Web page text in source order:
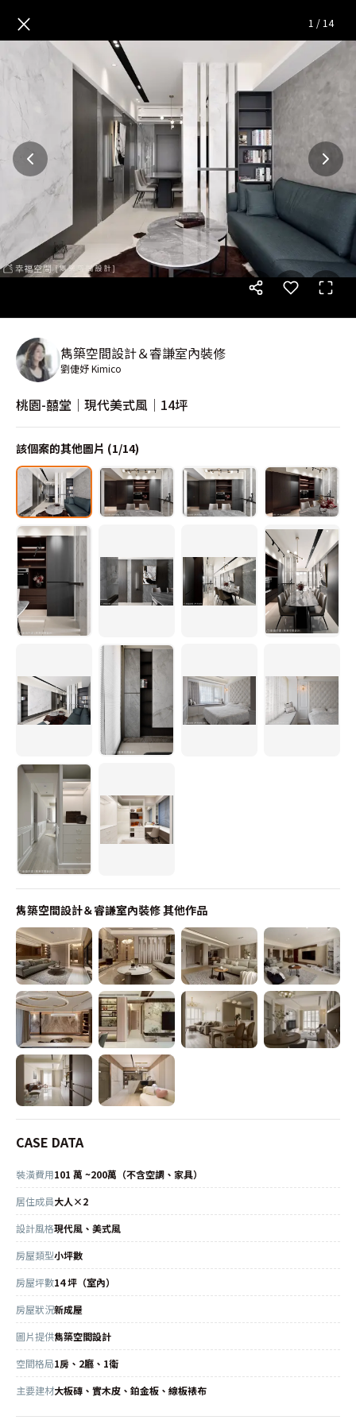
桃園-囍堂│現代美式風│14坪
× 1 / 14
雋築空間設計＆睿謙室內裝修
劉倢妤 Kimico
桃園-囍堂│現代美式風│14坪
該個案的其他圖片 (1/14)
雋築空間設計＆睿謙室內裝修其他作品
CASE DATA
裝潢費用101 萬 ~200萬（不含空調、家具）
居住成員大人×2
設計風格現代風、美式風
房屋類型小坪數
房屋坪數14 坪（室內）
房屋狀況新成屋
圖片提供雋築空間設計
空間格局1房、2廳、1衛
主要建材大板磚、實木皮、鉑金板、線板裱布